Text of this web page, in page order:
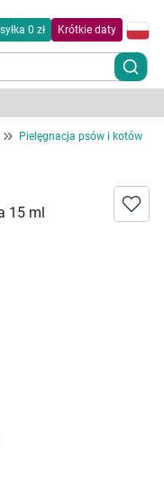
0 zł Krótkie daty
Pielęgnacja psów i kotów